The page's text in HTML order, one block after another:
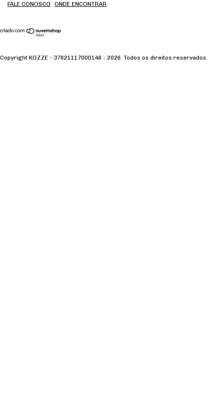
FALE CONOSCO
ONDE ENCONTRAR
Copyright KOZZE - 37821117000146 - 2026. Todos os direitos reservados.